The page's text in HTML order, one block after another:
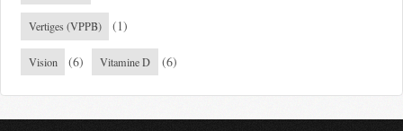
Vertiges (VPPB) (1)
Vision (6) Vitamine D (6)